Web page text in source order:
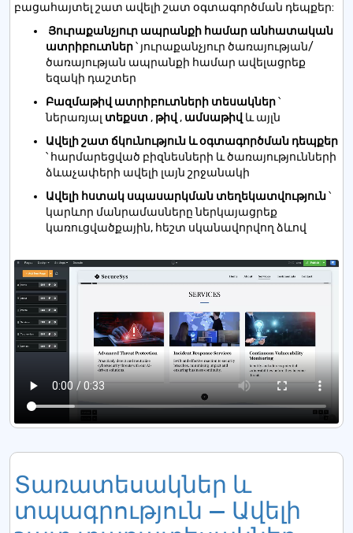
բացահայտել շատ ավելի շատ օգտագործման դեպքեր:
Յուրաքանչյուր ապրանքի համար անհատական ​​
ատրիբուտներ ՝ յուրաքանչյուր ծառայության/
ծառայության ապրանքի համար ավելացրեք
եզակի դաշտեր
Բազմաթիվ ատրիբուտների տեսակներ ՝
ներառյալ տեքստ , թիվ , ամսաթիվ և այլն
Ավելի շատ ճկունություն և օգտագործման դեպքեր
՝ հարմարեցված բիզնեսների և ծառայությունների
ձևաչափերի ավելի լայն շրջանակի
Ավելի հստակ սպասարկման տեղեկատվություն ՝
կարևոր մանրամասները ներկայացրեք
կառուցվածքային, հեշտ սկանավորվող ձևով
Տառատեսակներ և
տպագրություն — Ավելի